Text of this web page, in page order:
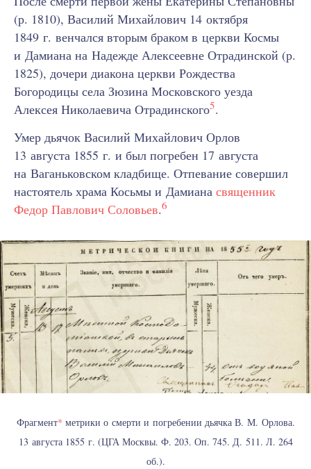
(р. 1810), Василий Михайлович 14 октября
1849 г. венчался вторым браком в церкви Космы
и Дамиана на Надежде Алексеевне Отрадинской (р.
1825), дочери диакона церкви Рождества
Богородицы села Зюзина Московского уезда
Алексея Николаевича Отрадинского5.
Умер дьячок Василий Михайлович Орлов
13 августа 1855 г. и был погребен 17 августа
на Ваганьковском кладбище. Отпевание совершил
настоятель храма Косьмы и Дамиана священник
Федор Павлович Соловьев.6
Фрагмент* метрики о смерти и погребении дьячка В. М. Орлова.
13 августа 1855 г. (ЦГА Москвы. Ф. 203. Оп. 745. Д. 511. Л. 264
об.).